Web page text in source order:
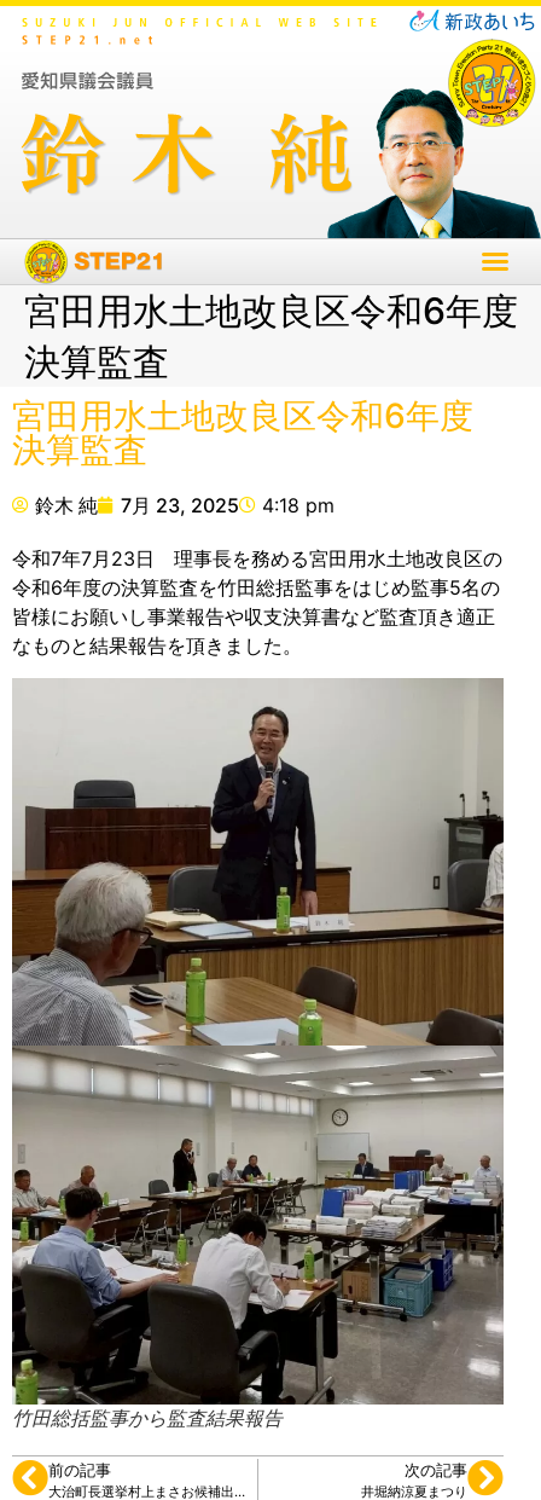
宮田用水土地改良区令和6年度
決算監査
宮田用水土地改良区令和6年度
決算監査
鈴木 純 7月 23, 2025 4:18 pm
令和7年7月23日 理事長を務める宮田用水土地改良区の
令和6年度の決算監査を竹田総括監事をはじめ監事5名の
皆様にお願いし事業報告や収支決算書など監査頂き適正
なものと結果報告を頂きました。
竹田総括監事から監査結果報告
前の記事
大治町長選挙村上まさお候補出陣式
次の記事
井堀納涼夏まつり